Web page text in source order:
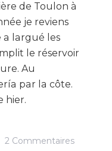
de Toulon à
je reviens
a largué les
le réservoir
Au
par la côte.
hier.
2 CommentairesSur